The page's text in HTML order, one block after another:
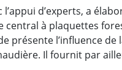
d’experts, a
central à plaquettes
présente l’influence
Il fournit par